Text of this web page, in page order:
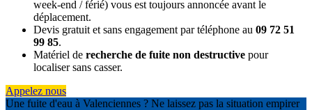
week-end / férié) vous est toujours annoncée avant le
déplacement.
Devis gratuit et sans engagement par téléphone au 09 72 51
99 85.
Matériel de recherche de fuite non destructive pour
localiser sans casser.
Appelez nous
Une fuite d'eau à Valenciennes ? Ne laissez pas la situation empirer